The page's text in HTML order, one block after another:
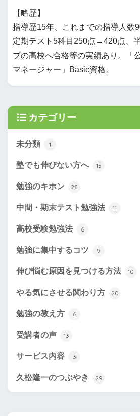
【略歴】
指導歴15年、これまでの指導人数
定期テスト5科目250点→420点、
プの高校へ合格等の実績あり。「
マネージャー」Basic資格。
カテゴリー
未分類 1
塾でも伸びない方へ 15
勉強のキホン 28
中間・期末テスト勉強法 11
高校受験勉強法 6
勉強に集中するコツ 9
伸び悩む原因を見つける方法 10
やる気にさせる関わり方 20
勉強の教え方 6
受講者の声 13
サービス内容 3
久松隆一のつぶやき 29